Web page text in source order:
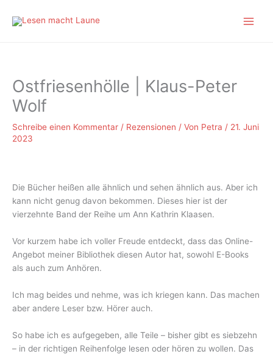
Inhalt
Ostfriesenhölle | Klaus-Peter
Wolf
Schreibe einen Kommentar / Rezensionen / Von Petra / 21. Juni
2023
Die Bücher heißen alle ähnlich und sehen ähnlich aus. Aber ich
kann nicht genug davon bekommen. Dieses hier ist der
vierzehnte Band der Reihe um Ann Kathrin Klaasen.
Vor kurzem habe ich voller Freude entdeckt, dass das Online-
Angebot meiner Bibliothek diesen Autor hat, sowohl E-Books
als auch zum Anhören.
Ich mag beides und nehme, was ich kriegen kann. Das machen
aber andere Leser bzw. Hörer auch.
So habe ich es aufgegeben, alle Teile – bisher gibt es siebzehn
– in der richtigen Reihenfolge lesen oder hören zu wollen. Das